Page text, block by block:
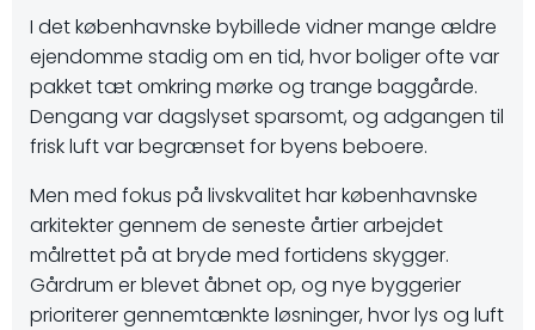
I det københavnske bybillede vidner mange ældre
ejendomme stadig om en tid, hvor boliger ofte var
pakket tæt omkring mørke og trange baggårde.
Dengang var dagslyset sparsomt, og adgangen til
frisk luft var begrænset for byens beboere.
Men med fokus på livskvalitet har københavnske
arkitekter gennem de seneste årtier arbejdet
målrettet på at bryde med fortidens skygger.
Gårdrum er blevet åbnet op, og nye byggerier
prioriterer gennemtænkte løsninger, hvor lys og luft